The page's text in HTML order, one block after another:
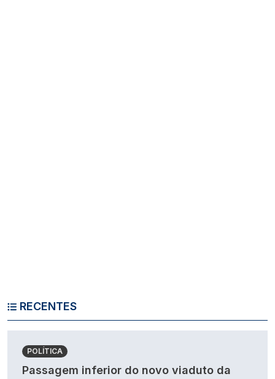
RECENTES
POLÍTICA
Passagem inferior do novo viaduto da